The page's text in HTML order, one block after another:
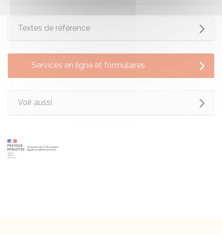
Textes de référence
Services en ligne et formulaires
Voir aussi